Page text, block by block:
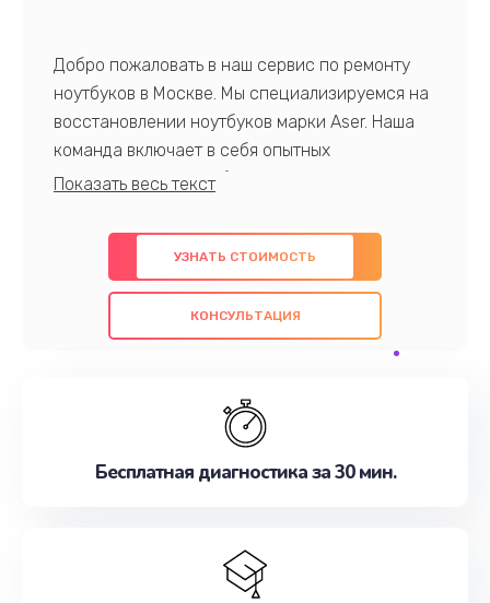
Добро пожаловать в наш сервис по ремонту
ноутбуков в Москве. Мы специализируемся на
восстановлении ноутбуков марки Aser. Наша
команда включает в себя опытных
профессионалов с обширными знаниями и
предлагаем быстрый и качественный ремонт с
использованием оригинальных компонентов, а
также гарантируем качество всех
проведенных работ. Наша цель - предоставить
наилучшим образом. Не медлите записаться на
УЗНАТЬ СТОИМОСТЬ
КОНСУЛЬТАЦИЯ
Бесплатная диагностика за 30 мин.